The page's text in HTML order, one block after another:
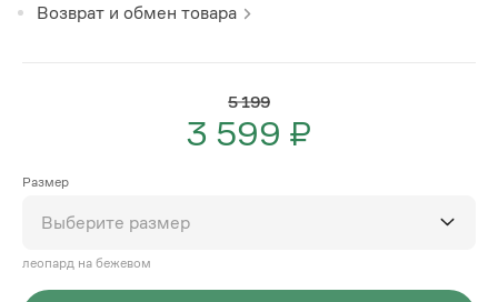
Возврат и обмен товара
5 199
3 599 ₽
Размер
Выберите размер
леопард на бежевом